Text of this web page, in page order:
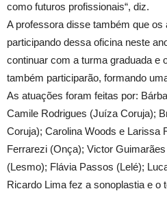
como futuros profissionais“, diz.
A professora disse também que
participando dessa oficina neste
continuar com a turma graduada e
também participarão, formando
As atuações foram feitas por:
Camile Rodrigues (Juíza Coruja);
Coruja); Carolina Woods e Larissa
Ferrarezi (Onça); Victor
(Lesmo); Flávia Passos (Lelé);
Ricardo Lima fez a sonoplastia e o